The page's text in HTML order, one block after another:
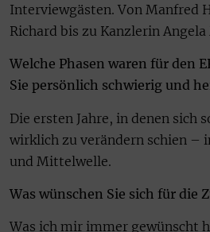
Interviewgästen. Von Manfred
Richard bis zu Kanzlerin Angela
Welche Phasen waren für den
Sie persönlich schwierig und
Die ersten Jahre, in denen sich
wirklich zu verändern schien –
und Mittelwelle.
Was wünschen Sie sich für die
Was ich mir immer gewünscht